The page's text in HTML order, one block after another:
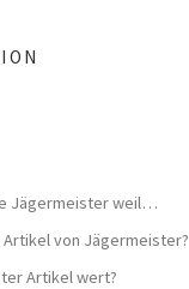
Jägermeister weil…
von Jägermeister?
Artikel wert?